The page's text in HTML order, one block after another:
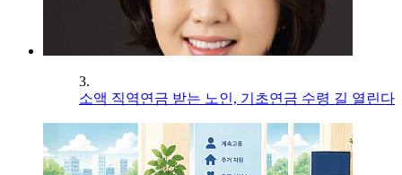
3.
소액 직역연금 받는 노인, 기초연금 수령 길 열린다